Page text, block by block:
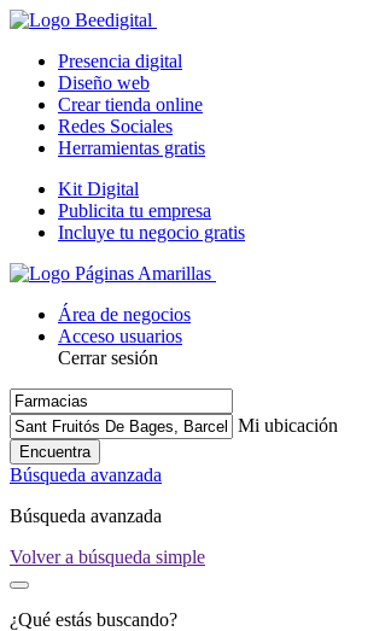
Presencia digital
Diseño web
Crear tienda online
Redes Sociales
Herramientas gratis
Kit Digital
Publicita tu empresa
Incluye tu negocio gratis
Área de negocios
Acceso usuarios
Cerrar sesión
Mi ubicación
Encuentra
Búsqueda avanzada
Búsqueda avanzada
Volver a búsqueda simple
¿Qué estás buscando?